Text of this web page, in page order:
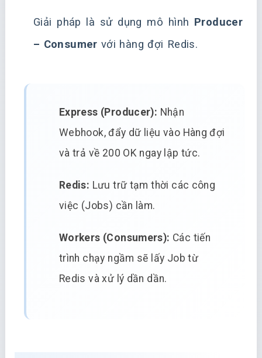
Giải pháp là sử dụng mô hình Producer
– Consumer với hàng đợi Redis.
Express (Producer): Nhận
Webhook, đẩy dữ liệu vào Hàng đợi
và trả về 200 OK ngay lập tức.
Redis: Lưu trữ tạm thời các công
việc (Jobs) cần làm.
Workers (Consumers): Các tiến
trình chạy ngầm sẽ lấy Job từ
Redis và xử lý dần dần.